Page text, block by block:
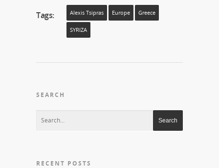
Tags: Alexis Tsipras Europe Greece
SYRIZA
SEARCH
RECENT POSTS